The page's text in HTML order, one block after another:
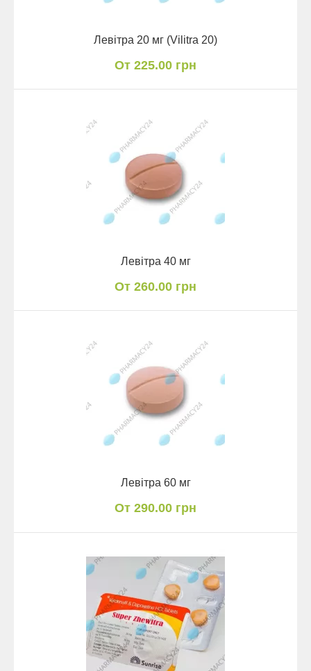
Левітра 20 мг (Vilitra 20)
От 225.00 грн
Левітра 40 мг
От 260.00 грн
Левітра 60 мг
От 290.00 грн